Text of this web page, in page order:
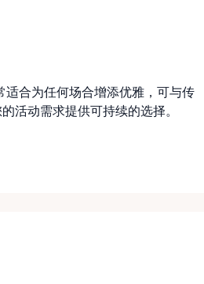
合为任何场合增添优雅，可与传
活动需求提供可持续的选择。